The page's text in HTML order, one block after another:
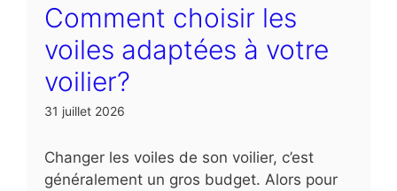
Comment choisir les
voiles adaptées à votre
voilier?
31 juillet 2026
Changer les voiles de son voilier, c’est
généralement un gros budget. Alors pour